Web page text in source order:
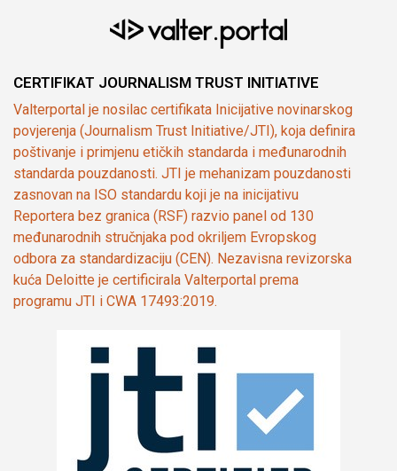
CERTIFIKAT JOURNALISM TRUST INITIATIVE
Valterportal je nosilac certifikata Inicijative novinarskog
povjerenja (Journalism Trust Initiative/JTI), koja definira
poštivanje i primjenu etičkih standarda i međunarodnih
standarda pouzdanosti. JTI je mehanizam pouzdanosti
zasnovan na ISO standardu koji je na inicijativu
Reportera bez granica (RSF) razvio panel od 130
međunarodnih stručnjaka pod okriljem Evropskog
odbora za standardizaciju (CEN). Nezavisna revizorska
kuća Deloitte je certificirala Valterportal prema
programu JTI i CWA 17493:2019.